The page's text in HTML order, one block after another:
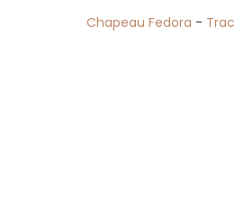
Chapeau Fedora -